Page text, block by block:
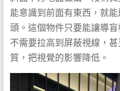
能意識到前面有東西，就
頭。這個物件只要能讓導
不需要拉高到屏蔽視線，
質，把視覺的影響降低。